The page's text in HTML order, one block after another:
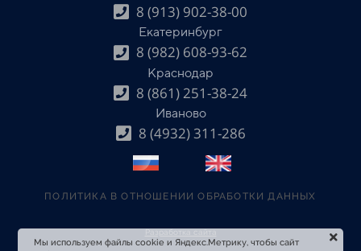
8 (913) 902-38-00
Екатеринбург
8 (982) 608-93-62
Краснодар
8 (861) 251-38-24
Иваново
8 (4932) 311-286
ПОЛИТИКА В ОТНОШЕНИИ ОБРАБОТКИ ДАННЫХ
Мы используем файлы cookie и Яндекс.Метрику, чтобы сайт